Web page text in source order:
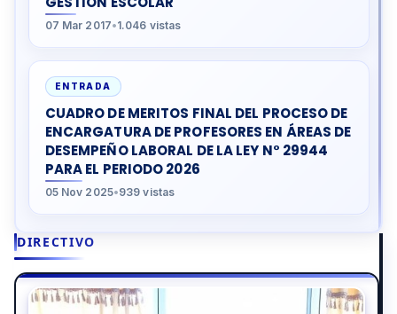
DIRECTIVO
07 Mar 2017•1.046 vistas
ENTRADA
CUADRO DE MERITOS FINAL DEL PROCESO DE
ENCARGATURA DE PROFESORES EN ÁREAS DE
DESEMPEÑO LABORAL DE LA LEY N° 29944
PARA EL PERIODO 2026
05 Nov 2025•939 vistas